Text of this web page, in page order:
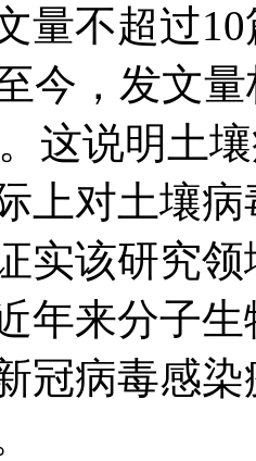
量不超过
今，发文
这说明土
上对土壤
实该研究
年来分子
冠病毒感